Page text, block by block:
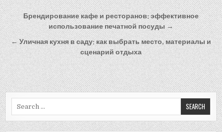
Навигация
по
записям
Брендирование кафе и ресторанов: эффективное
использование печатной посуды →
← Уличная кухня в саду: как выбрать место, материалы и
сценарий отдыха